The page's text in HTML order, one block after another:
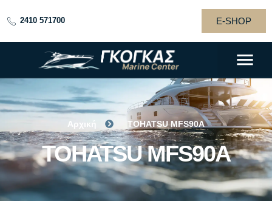
E-SHOP
2410 571700
TOHATSU MFS90A
Αρχική TOHATSU MFS90A
TOHATSU MFS90A